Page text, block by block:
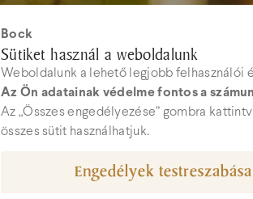
Bock
Sütiket használ a weboldalunk
Weboldalunk a lehető legjobb felhasználói
Az Ön adatainak védelme fontos a
Az „Összes engedélyezése” gombra
összes sütit használhatjuk.
Engedélyek testreszabása
Étterem
Webshop